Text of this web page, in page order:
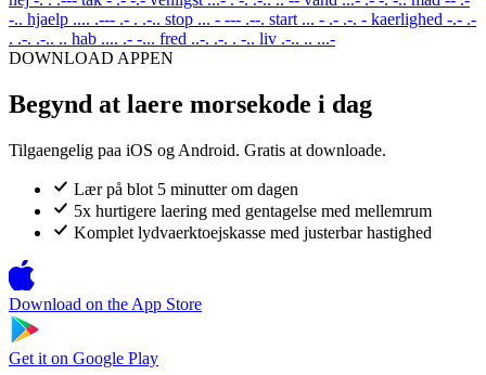
-.. hjaelp .... .--- .- . .-.. stop ... - --- .--. start ... - .- .-. - kaerlighed -.- .-
. .-. .-.. .. hab .... .- -... fred ..-. .-. . -.. liv .-.. .. ...-
DOWNLOAD APPEN
Begynd at laere morsekode i dag
Tilgaengelig paa iOS og Android. Gratis at downloade.
Lær på blot 5 minutter om dagen
5x hurtigere laering med gentagelse med mellemrum
Komplet lydvaerktoejskasse med justerbar hastighed
Download on the App Store
Get it on Google Play